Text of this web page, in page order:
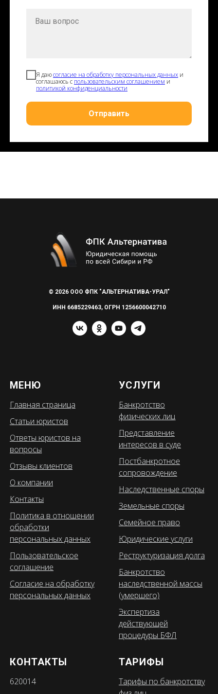
Я даюсогласие на обработку персональных данных и
соглашаюсь с пользовательским соглашением и
политикой конфиденциальности
Отправить
© 2026 ООО ФПК "АЛЬТЕРНАТИВА-УРАЛ"
ИНН 6685229463, ОГРН 1256600042710
МЕНЮ
Главная страница
Статьи юристов
Ответы юристов на
вопросы
Отзывы клиентов
О компании
Контакты
Политика в отношении
обработки
персональных данных
Пользовательское
соглашение
Согласие на обработку
персональных данных
УСЛУГИ
Банкротство
физических лиц
Представление
интересов в суде
Постбанкротное
сопровождение
Наследственные споры
Земельные споры
Семейное право
Юридические услуги
Реструктуризация долга
Банкротство
наследственной массы
(умершего)
Экспертиза
действующей
процедуры БФЛ
КОНТАКТЫ
620014
ТАРИФЫ
Тарифы по банкротству